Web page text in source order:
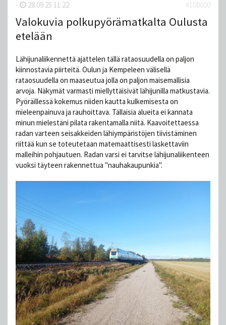
- 28.09.25 11:22 #108600
Valokuvia polkupyörämatkalta Oulusta
etelään
Lähijunaliikennettä ajattelen tällä rataosuudella on paljon
kiinnostavia piirteitä. Oulun ja Kempeleen välisellä
rataosuudella on maaseutua jolla on paljon maisemallisia
arvoja. Näkymät varmasti miellyttäisivät lähijunilla matkustavia.
Pyöräillessä kokemus niiden kautta kulkemisesta on
mieleenpainuva ja rauhoittava. Tällaisia alueita ei kannata
minun mielestäni pilata rakentamalla niitä. Kaavoitettaessa
radan varteen seisakkeiden lähiympäristöjen tiivistäminen
riittää kun se toteutetaan matemaattisesti laskettaviin
malleihin pohjautuen. Radan varsi ei tarvitse lähijunaliikenteen
vuoksi täyteen rakennettua "nauhakaupunkia".